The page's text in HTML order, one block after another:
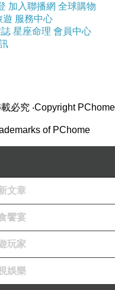
的狼狽...
加入聯播網 全球購物
遊 服務中心
星座命理 會員中心
必究 ‧Copyright PChome
of PChome
文章
饗宴
玩家
娛樂